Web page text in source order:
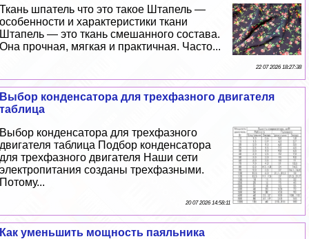
Ткань шпатель что это такое Штапель —
особенности и хаpaктеристики ткани
Штапель — это ткань смешанного состава.
Она прочная, мягкая и пpaктичная. Часто...
22 07 2026 18:27:38
Выбор конденсатора для трехфазного двигателя
таблица
Выбор конденсатора для трехфазного
двигателя таблица Подбор конденсатора
для трехфазного двигателя Наши сети
электропитания созданы трехфазными.
Потому...
20 07 2026 14:58:11
Как уменьшить мощность паяльника